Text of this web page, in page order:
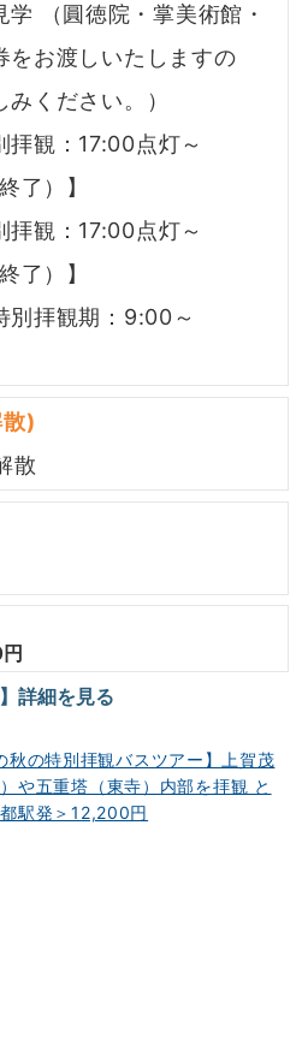
（圓徳院・掌美術館・
をお渡しいたしますの
ください。）
拝観：17:00点灯～
了）】
拝観：17:00点灯～
了）】
別拝観期：9:00～
)
散
詳細を見る
秋の特別拝観バスツアー】上賀茂
や五重塔（東寺）内部を拝観 と
駅発＞12,200円